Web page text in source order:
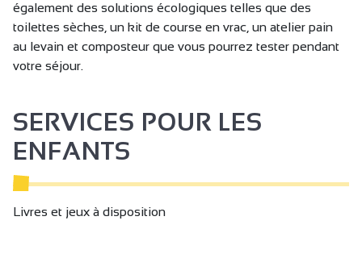
Séjour / Salle à manger
Chambre familiale
Canapé
Lit 90 cm
Lit 160 cm
Lits superposés
Matériel Bébé
également des solutions écologiques telles que des
toilettes sèches, un kit de course en vrac, un atelier pain
au levain et composteur que vous pourrez tester pendant
votre séjour.
SERVICES POUR LES
ENFANTS
Livres et jeux à disposition